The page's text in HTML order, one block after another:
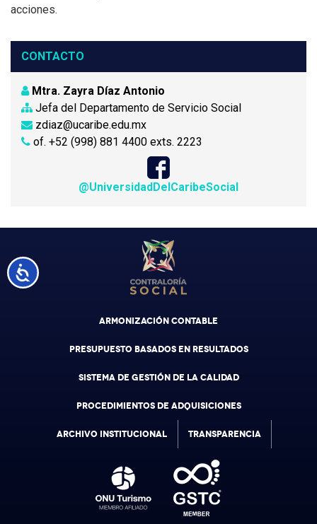
Accesibilidad
acciones.
CONTACTO
Mtra. Zayra Díaz Antonio
Jefa del Departamento de Servicio Social
zdiaz@ucaribe.edu.mx
of. +52 (998) 881 4400 exts. 2223
@UniversidadDelCaribeSocial
ARMONIZACIÓN CONTABLE
PRESUPUESTO BASADOS EN RESULTADOS
SISTEMA DE GESTIÓN DE LA CALIDAD
PROCEDIMIENTOS DE ADQUISICIONES
ARCHIVO INSTITUCIONAL TRANSPARENCIA